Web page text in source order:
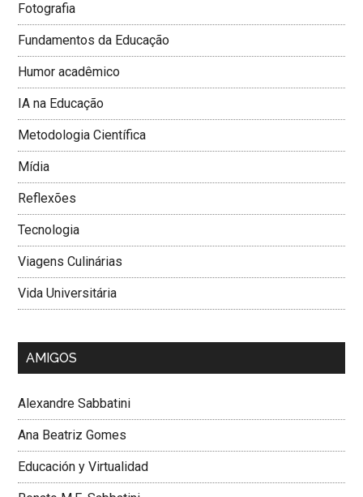
Fotografia
Fundamentos da Educação
Humor acadêmico
IA na Educação
Metodologia Cientí­fica
Mí­dia
Reflexões
Tecnologia
Viagens Culinárias
Vida Universitária
AMIGOS
Alexandre Sabbatini
Ana Beatriz Gomes
Educación y Virtualidad